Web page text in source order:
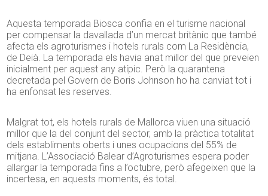
Aquesta temporada Biosca confia en el turisme nacional
per compensar la davallada d’un mercat britànic que també
afecta els agroturismes i hotels rurals com La Residència,
de Deià. La temporada els havia anat millor del que preveien
inicialment per aquest any atípic. Però la quarantena
decretada pel Govern de Boris Johnson ho ha canviat tot i
ha enfonsat les reserves.
Malgrat tot, els hotels rurals de Mallorca viuen una situació
millor que la del conjunt del sector, amb la pràctica totalitat
dels establiments oberts i unes ocupacions del 55% de
mitjana. L’Associació Balear d’Agroturismes espera poder
allargar la temporada fins a l’octubre, però afegeixen que la
incertesa, en aquests moments, és total.